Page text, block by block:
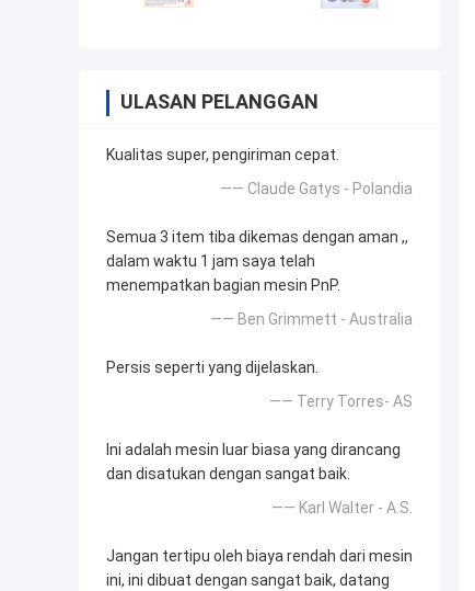
ULASAN PELANGGAN
Kualitas super, pengiriman cepat.
—— Claude Gatys - Polandia
Semua 3 item tiba dikemas dengan aman ,,
dalam waktu 1 jam saya telah
menempatkan bagian mesin PnP.
—— Ben Grimmett - Australia
Persis seperti yang dijelaskan.
—— Terry Torres- AS
Ini adalah mesin luar biasa yang dirancang
dan disatukan dengan sangat baik.
—— Karl Walter - A.S.
Jangan tertipu oleh biaya rendah dari mesin
ini, ini dibuat dengan sangat baik, datang